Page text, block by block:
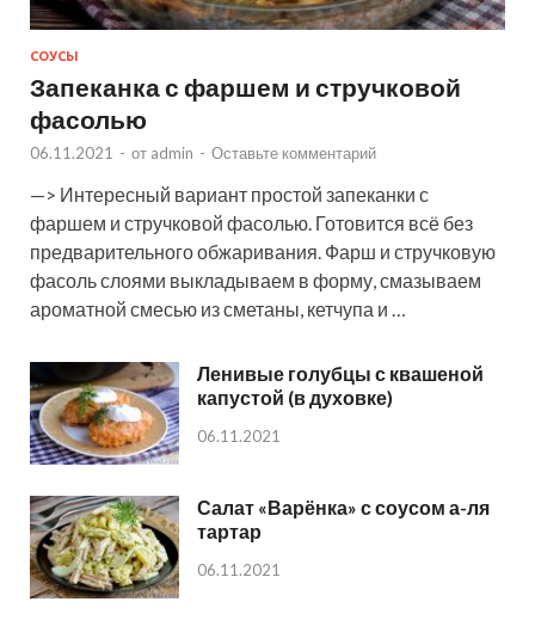
СОУСЫ
Запеканка с фаршем и стручковой
фасолью
06.11.2021 - от admin - Оставьте комментарий
—> Интересный вариант простой запеканки с
фаршем и стручковой фасолью. Готовится всё без
предварительного обжаривания. Фарш и стручковую
фасоль слоями выкладываем в форму, смазываем
ароматной смесью из сметаны, кетчупа и …
Ленивые голубцы с квашеной
капустой (в духовке)
06.11.2021
Салат «Варёнка» с соусом а-ля
тартар
06.11.2021